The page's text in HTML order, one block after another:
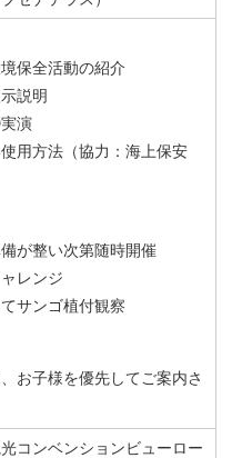
保全活動の紹介
説明
演
用方法（協力：海上保安
が整い次第随時開催
レンジ
サンゴ植付観察
お子様を優先してご案内さ
コンベンションビューロー